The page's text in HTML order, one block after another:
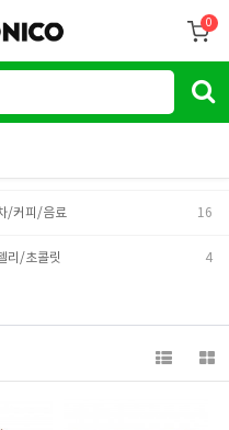
0
/커피/음료 16
리/초콜릿 4